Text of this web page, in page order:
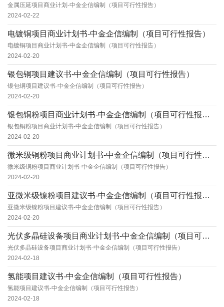
金属压延项目商业计划-中金企信编制（项目可行性报告）
2024-02-22
电镀铜项目商业计划书-中金企信编制（项目可行性报告）
电镀铜项目商业计划书-中金企信编制（项目可行性报告）
2024-02-20
银包铜项目建议书-中金企信编制（项目可行性报告）
银包铜项目建议书-中金企信编制（项目可行性报告）
2024-02-20
银包铜粉项目商业计划书-中金企信编制（项目可行性报告）
银包铜粉项目商业计划书-中金企信编制（项目可行性报告）
2024-02-20
微米级铜粉项目商业计划书-中金企信编制（项目可行性报告）
微米级铜粉项目商业计划书-中金企信编制（项目可行性报告）
2024-02-20
亚微米级镍粉项目建议书-中金企信编制（项目可行性报告）
亚微米级镍粉项目建议书-中金企信编制（项目可行性报告）
2024-02-20
光伏多晶硅设备项目商业计划书-中金企信编制（项目可行性报告）
光伏多晶硅设备项目商业计划书-中金企信编制（项目可行性报告）
2024-02-18
氢能项目建议书-中金企信编制（项目可行性报告）
氢能项目建议书-中金企信编制（项目可行性报告）
2024-02-18